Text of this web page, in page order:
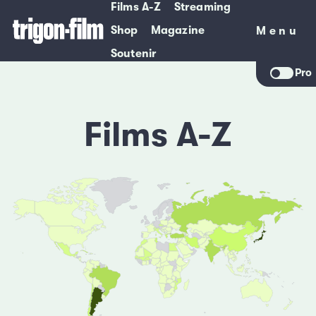
Films A-Z
Streaming
Shop
Magazine
Soutenir
Menu
Menu
Pro
Films A-Z